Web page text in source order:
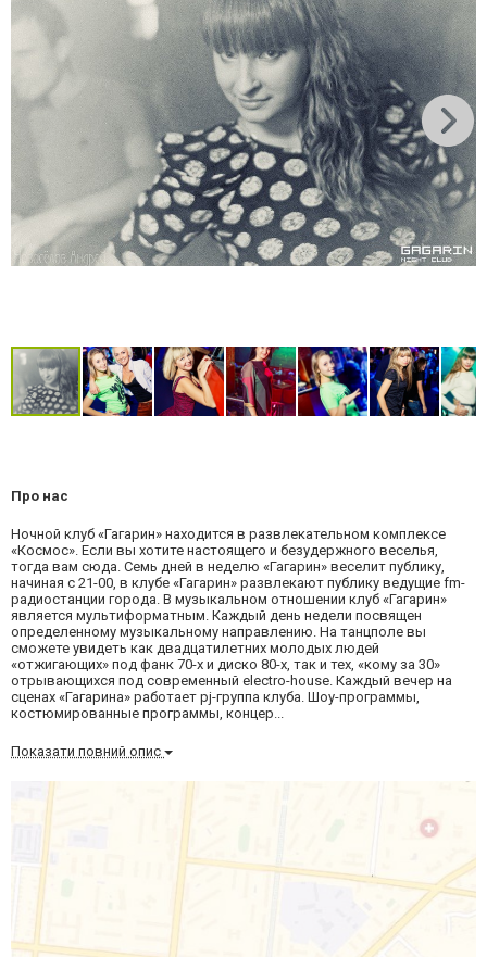
Про нас
Ночной клуб «Гагарин» находится в развлекательном комплексе
«Космос». Если вы хотите настоящего и безудержного веселья,
тогда вам сюда. Семь дней в неделю «Гагарин» веселит публику,
начиная с 21-00, в клубе «Гагарин» развлекают публику ведущие fm-
радиостанции города. В музыкальном отношении клуб «Гагарин»
является мультиформатным. Каждый день недели посвящен
определенному музыкальному направлению. На танцполе вы
сможете увидеть как двадцатилетних молодых людей
«отжигающих» под фанк 70-х и диско 80-х, так и тех, «кому за 30»
отрывающихся под современный electro-house. Каждый вечер на
сценах «Гагарина» работает pj-группа клуба. Шоу-программы,
костюмированные программы, концер...
Показати повний опис